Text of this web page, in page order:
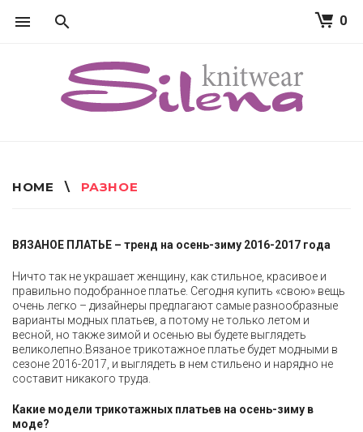
0
HOME \ РАЗНОЕ
З
Н
О
Е
ВЯЗАНОЕ ПЛАТЬЕ – тренд на осень-зиму 2016-2017 года
Ничто так не украшает женщину, как стильное, красивое и
правильно подобранное платье. Сегодня купить «свою» вещь
очень легко – дизайнеры предлагают самые разнообразные
варианты модных платьев, а потому не только летом и
весной, но также зимой и осенью вы будете выглядеть
великолепно.Вязаное трикотажное платье будет модными в
сезоне 2016-2017, и выглядеть в нем стильено и нарядно не
составит никакого труда.
Какие модели трикотажных платьев на осень-зиму в
моде?